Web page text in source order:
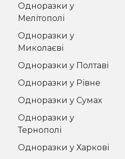
Одноразки у
Мелітополі
Одноразки у
Миколаєві
Одноразки у Полтаві
Одноразки у Рівне
Одноразки у Сумах
Одноразки у
Тернополі
Одноразки у Харкові